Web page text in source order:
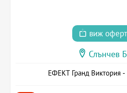
виж
Слънчев
ЕФЕКТ Гранд Виктория -